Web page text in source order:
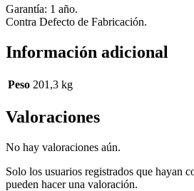
Garantía: 1 año.
Contra Defecto de Fabricación.
Información adicional
Peso 201,3 kg
Valoraciones
No hay valoraciones aún.
Solo los usuarios registrados que hayan
pueden hacer una valoración.